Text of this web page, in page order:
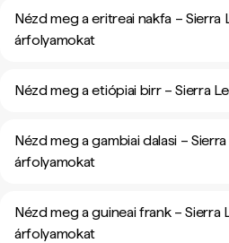
Nézd meg a eritreai nakfa – Sierra
árfolyamokat
Nézd meg a etiópiai birr – Sierra
Nézd meg a gambiai dalasi –
árfolyamokat
Nézd meg a guineai frank – Sierra
árfolyamokat